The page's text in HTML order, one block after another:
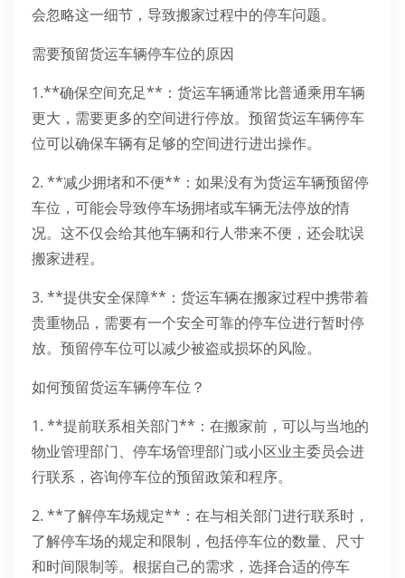
会忽略这一细节，导致搬家过程中的停车问题。
需要预留货运车辆停车位的原因
1.**确保空间充足**：货运车辆通常比普通乘用车辆
更大，需要更多的空间进行停放。预留货运车辆停车
位可以确保车辆有足够的空间进行进出操作。
2. **减少拥堵和不便**：如果没有为货运车辆预留停
车位，可能会导致停车场拥堵或车辆无法停放的情
况。这不仅会给其他车辆和行人带来不便，还会耽误
搬家进程。
3. **提供安全保障**：货运车辆在搬家过程中携带着
贵重物品，需要有一个安全可靠的停车位进行暂时停
放。预留停车位可以减少被盗或损坏的风险。
如何预留货运车辆停车位？
1. **提前联系相关部门**：在搬家前，可以与当地的
物业管理部门、停车场管理部门或小区业主委员会进
行联系，咨询停车位的预留政策和程序。
2. **了解停车场规定**：在与相关部门进行联系时，
了解停车场的规定和限制，包括停车位的数量、尺寸
和时间限制等。根据自己的需求，选择合适的停车